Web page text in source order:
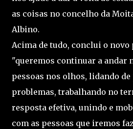
as coisas no concelho da
Albino.
Acima de tudo, conclui o novo
"queremos continuar a andar
pessoas nos olhos, lidando
problemas, trabalhando no
resposta efetiva, unindo e
com as pessoas que iremos